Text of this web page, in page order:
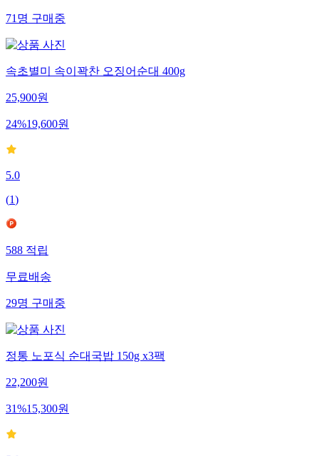
71 명 구매중
속초별미 속이꽉찬 오징어순대 400g
25,900원
24%19,600원
5.0
(1)
588 적립
무료배송
29명 구매중
정통 노포식 순대국밥 150g x3팩
22,200원
31%15,300원